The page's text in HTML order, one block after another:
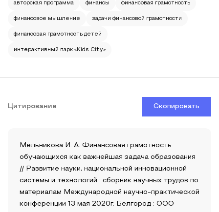
авторская программа финансы финансовая грамотность
финансовое мышление задачи финансовой грамотности
финансовая грамотность детей
интерактивный парк «Kids City»
Цитирование Скопировать
Мельникова И. А. Финансовая грамотность
обучающихся как важнейшая задача образования
// Развитие науки, национальной инновационной
системы и технологий : сборник научных трудов по
материалам Международной научно-практической
конференции 13 мая 2020г. Белгород : ООО